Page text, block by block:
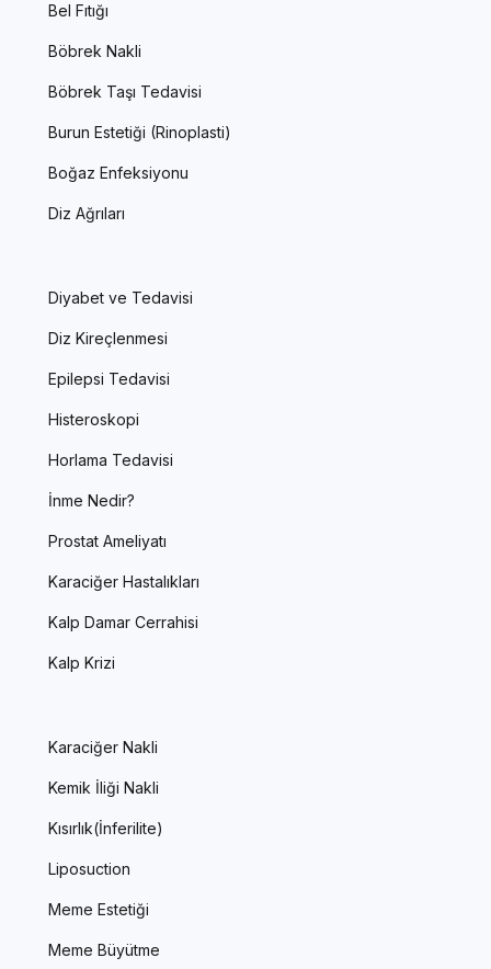
Bel Fıtığı
Böbrek Nakli
Böbrek Taşı Tedavisi
Burun Estetiği (Rinoplasti)
Boğaz Enfeksiyonu
Diz Ağrıları
Diyabet ve Tedavisi
Diz Kireçlenmesi
Epilepsi Tedavisi
Histeroskopi
Horlama Tedavisi
İnme Nedir?
Prostat Ameliyatı
Karaciğer Hastalıkları
Kalp Damar Cerrahisi
Kalp Krizi
Karaciğer Nakli
Kemik İliği Nakli
Kısırlık(İnferilite)
Liposuction
Meme Estetiği
Meme Büyütme